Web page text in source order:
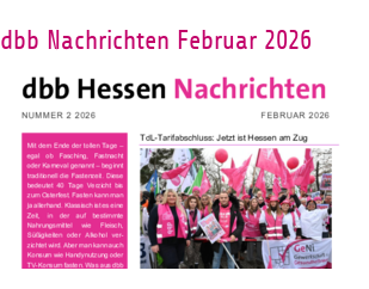
dbb Nachrichten Februar 2026